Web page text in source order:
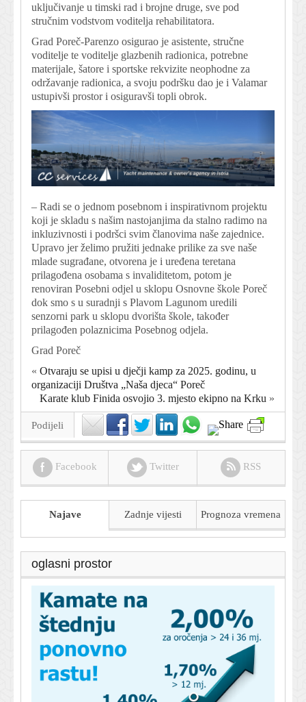
uključivanje u timski rad i brojne druge, sve pod
stručnim vodstvom voditelja rehabilitatora.
Grad Poreč-Parenzo osigurao je asistente, stručne
voditelje te voditelje glazbenih radionica, potrebne
materijale, šatore i sportske rekvizite neophodne za
održavanje radionica, a svoju podršku dao je i Valamar
ustupivši prostor i osiguravši topli obrok.
– Radi se o jednom posebnom i inspirativnom projektu
koji je skladu s našim nastojanjima da stalno radimo na
inkluzivnosti i podršci svim članovima naše zajednice.
Upravo jer želimo pružiti jednake prilike za sve naše
mlade sugrađane, otvorena je i uređena teretana
prilagođena osobama s invaliditetom, potom je
renoviran Posebni odjel u sklopu Osnovne škole Poreč
dok smo s u suradnji s Plavom Lagunom uredili
senzorni park u sklopu dvorišta škole, također
prilagođen polaznicima Posebnog odjela.
Grad Poreč
« Otvaraju se upisi u dječji kamp za 2025. godinu, u
organizaciji Društva „Naša djeca“ Poreč
Karate klub Finida osvojio 3. mjesto ekipno na Krku »
Podijeli
Facebook Twitter RSS
Najave Zadnje vijesti Prognoza vremena
oglasni prostor